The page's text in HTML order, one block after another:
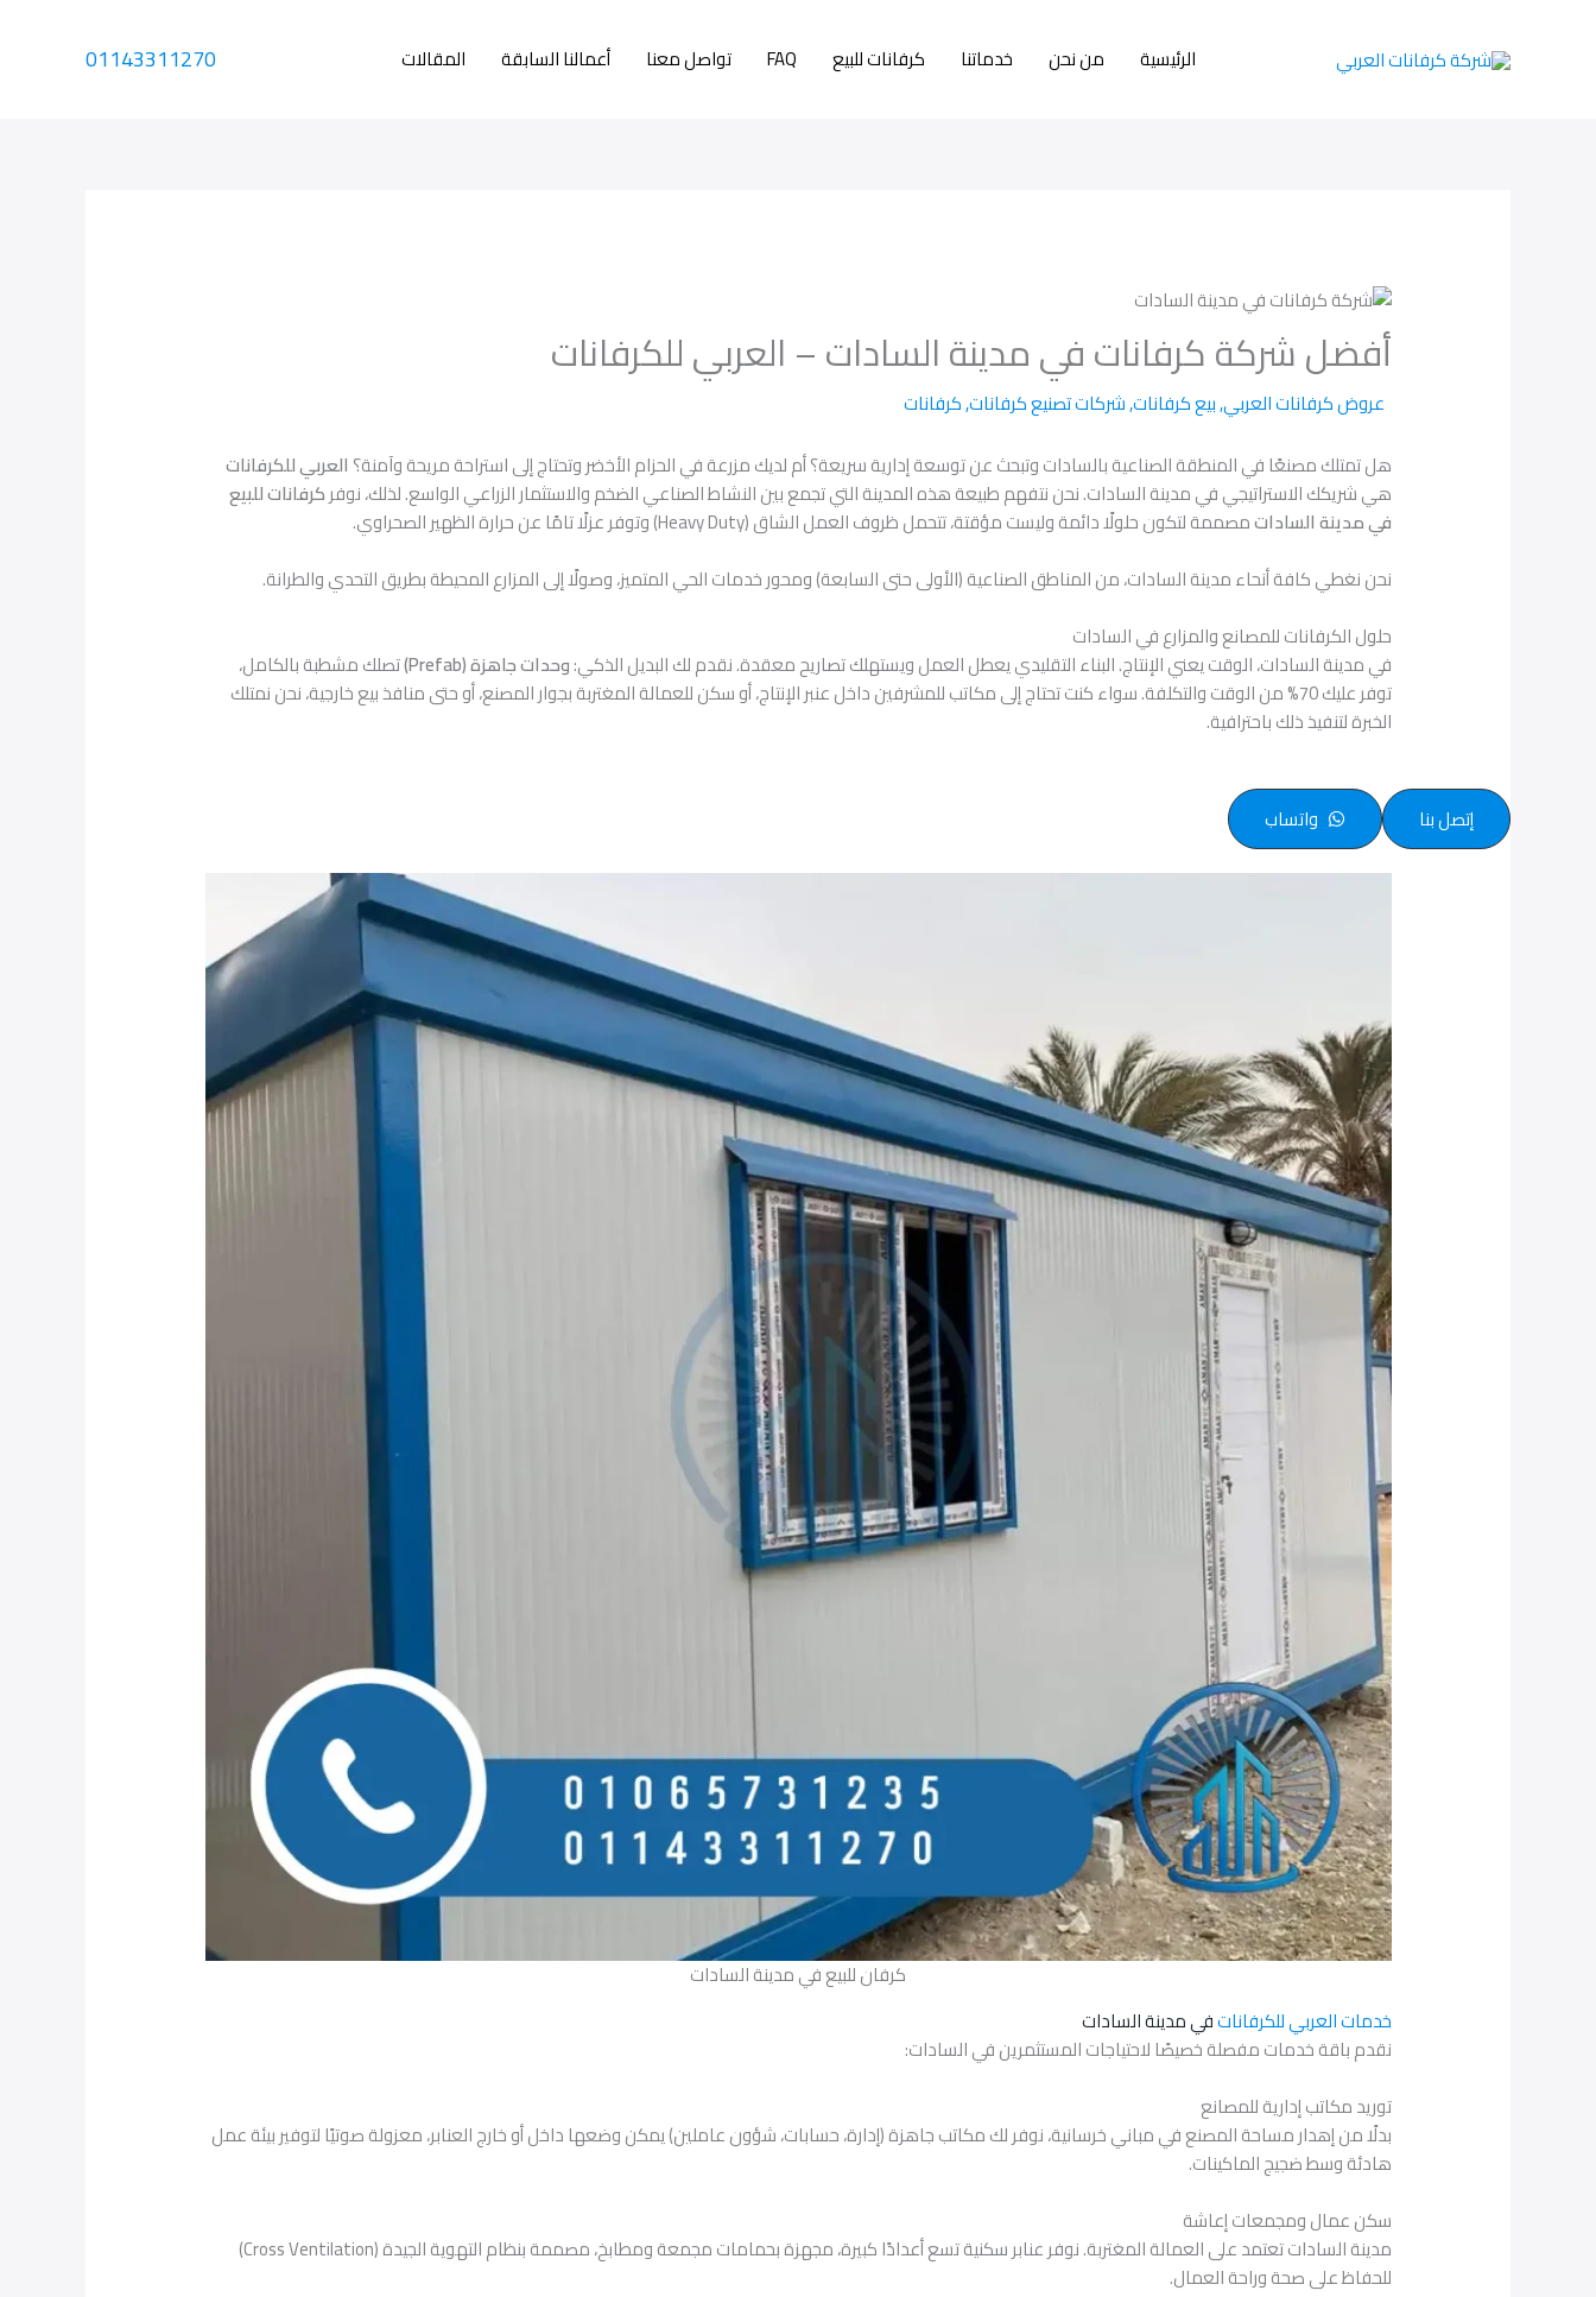
الرئيسية من نحن خدماتنا كرفانات للبيع FAQ تواصل معنا أعمالنا السابقة المقالات 01143311270
أفضل شركة كرفانات في مدينة السادات – العربي للكرفانات
عروض كرفانات العربي,بيع كرفانات,شركات تصنيع كرفانات,كرفانات
هل تمتلك مصنعًا في المنطقة الصناعية بالسادات وتبحث عن توسعة إدارية سريعة؟ أم لديك مزرعة في الحزام الأخضر وتحتاج إلى استراحة مريحة وآمنة؟ العربي للكرفانات
هي شريكك الاستراتيجي في مدينة السادات. نحن نتفهم طبيعة هذه المدينة التي تجمع بين النشاط الصناعي الضخم والاستثمار الزراعي الواسع. لذلك، نوفركرفانات للبيع
في مدينة الساداتمصممة لتكون حلولًا دائمة وليست مؤقتة، تتحمل ظروف العمل الشاق (Heavy Duty) وتوفر عزلًا تامًا عن حرارة الظهير الصحراوي.
نحن نغطي كافة أنحاء مدينة السادات، من المناطق الصناعية (الأولى حتى السابعة) ومحور خدمات الحي المتميز، وصولًا إلى المزارع المحيطة بطريق التحدي والطرانة.
حلول الكرفانات للمصانع والمزارع في السادات
في مدينة السادات، الوقت يعني الإنتاج. البناء التقليدي يعطل العمل ويستهلك تصاريح معقدة. نقدم لك البديل الذكي:وحدات جاهزة (Prefab)
تصلك مشطبة بالكامل،
توفر عليك 70% من الوقت والتكلفة. سواء كنت تحتاج إلى مكاتب للمشرفين داخل عنبر الإنتاج، أو سكن للعمالة المغتربة بجوار المصنع، أو حتى منافذ بيع خارجية، نحن نمتلك
الخبرة لتنفيذ ذلك باحترافية.
إتصل بنا واتساب
كرفان للبيع في مدينة السادات
خدمات العربي للكرفاناتفي مدينة السادات
نقدم باقة خدمات مفصلة خصيصًا لاحتياجات المستثمرين في السادات:
توريد مكاتب إدارية للمصانع
بدلًا من إهدار مساحة المصنع في مباني خرسانية، نوفر لك مكاتب جاهزة (إدارة، حسابات، شؤون عاملين) يمكن وضعها داخل أو خارج العنابر، معزولة صوتيًا لتوفير بيئة عمل
هادئة وسط ضجيج الماكينات.
سكن عمال ومجمعات إعاشة
مدينة السادات تعتمد على العمالة المغتربة. نوفر عنابر سكنية تسع أعدادًا كبيرة، مجهزة بحمامات مجمعة ومطابخ، مصممة بنظام التهوية الجيدة (Cross Ventilation)
للحفاظ على صحة وراحة العمال.